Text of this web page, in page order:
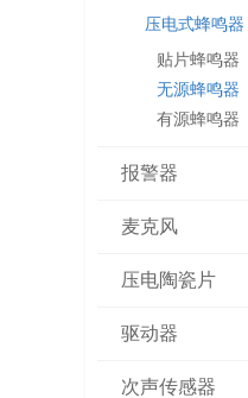
压电式蜂鸣器
贴片蜂鸣器
无源蜂鸣器
有源蜂鸣器
报警器
麦克风
压电陶瓷片
驱动器
次声传感器